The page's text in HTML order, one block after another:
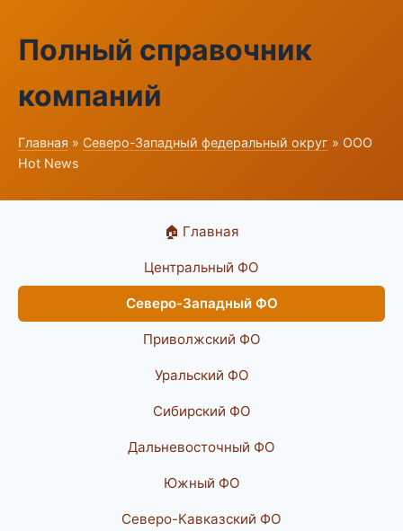
Полный справочник
компаний
Главная » Северо-Западный федеральный округ » ООО
Hot News
🏠 Главная
Центральный ФО
Северо-Западный ФО
Приволжский ФО
Уральский ФО
Сибирский ФО
Дальневосточный ФО
Южный ФО
Северо-Кавказский ФО